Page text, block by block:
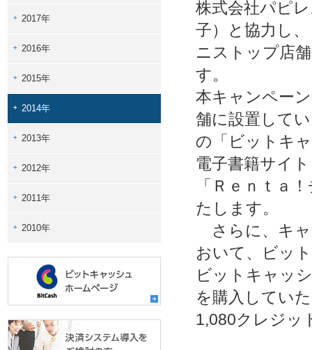
2017年
2016年
2015年
2014年
2013年
2012年
2011年
2010年
株式会社パピ
子）と協力し
ニストップ店
す。
本キャンペー
舗に設置して
の「ビットキ
電子書籍サイ
「Ｒｅｎｔａ
たします。
さらに、キャ
おいて、ビッ
ビットキャッ
を購入してい
1,080クレジッ